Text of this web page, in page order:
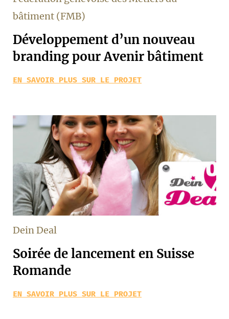
bâtiment (FMB)
Développement d’un nouveau
branding pour Avenir bâtiment
EN SAVOIR PLUS SUR LE PROJET
Dein Deal
Soirée de lancement en Suisse
Romande
EN SAVOIR PLUS SUR LE PROJET